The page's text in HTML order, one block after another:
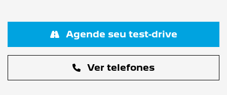
Ver telefones
Agende seu test-drive